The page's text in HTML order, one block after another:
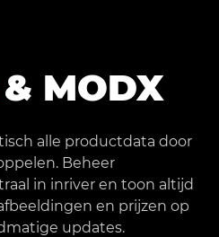
& MODX
alle productdata door
Beheer
in inriver en toon altijd
en prijzen op
updates.